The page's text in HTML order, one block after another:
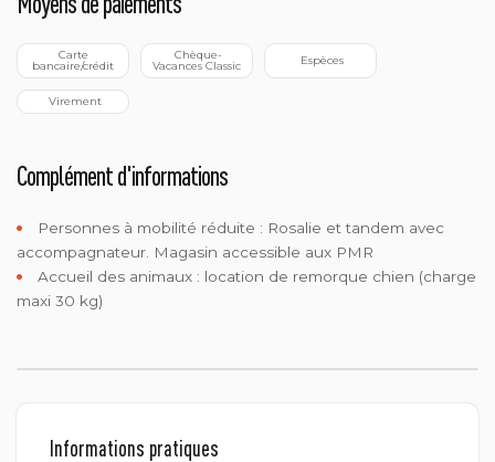
bancaire/crédit Vacances Classic Espèces
Virement
Complément d'informations
Personnes à mobilité réduite : Rosalie et tandem avec
accompagnateur. Magasin accessible aux PMR
Accueil des animaux : location de remorque chien (charge
maxi 30 kg)
Informations pratiques